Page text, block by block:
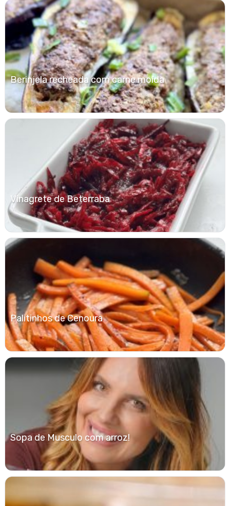
Berinjela recheada com carne moída
Vinagrete de Beterraba
Palitinhos de Cenoura
Sopa de Musculo com arroz!